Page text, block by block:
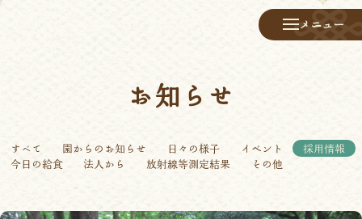
メニュー
お知らせ
すべて 園からのお知らせ 日々の様子 イベント
採用情報
今日の給食
法人から 放射線等測定結果 その他